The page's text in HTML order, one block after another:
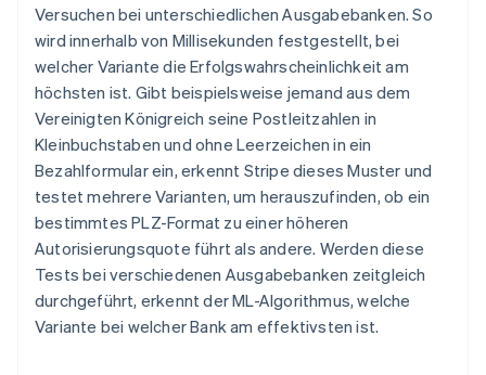
Versuchen bei unterschiedlichen Ausgabebanken. So
wird innerhalb von Millisekunden festgestellt, bei
welcher Variante die Erfolgswahrscheinlichkeit am
höchsten ist. Gibt beispielsweise jemand aus dem
Vereinigten Königreich seine Postleitzahlen in
Kleinbuchstaben und ohne Leerzeichen in ein
Bezahlformular ein, erkennt Stripe dieses Muster und
testet mehrere Varianten, um herauszufinden, ob ein
bestimmtes PLZ-Format zu einer höheren
Autorisierungsquote führt als andere. Werden diese
Tests bei verschiedenen Ausgabebanken zeitgleich
durchgeführt, erkennt der ML-Algorithmus, welche
Variante bei welcher Bank am effektivsten ist.